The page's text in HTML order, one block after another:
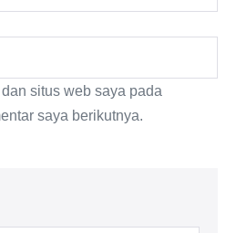
situs web saya pada
saya berikutnya.